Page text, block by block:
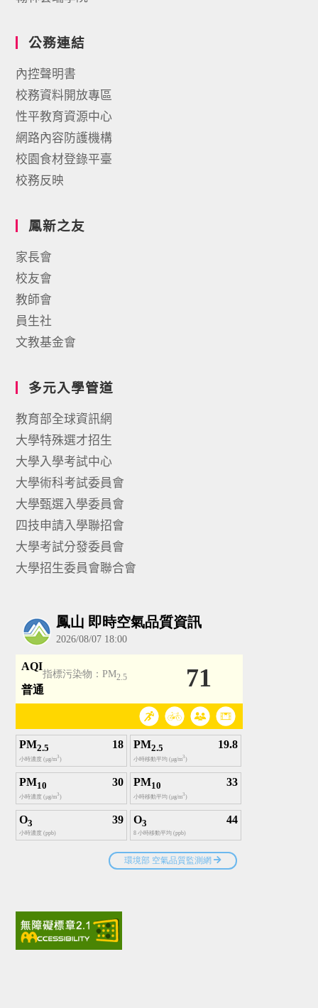
公務連結
內控聲明書
校務資料開放專區
性平教育資源中心
網路內容防護機構
校園食材登錄平臺
校務反映
鳳新之友
家長會
校友會
教師會
員生社
文教基金會
多元入學管道
教育部全球資訊網
大學特殊選才招生
大學入學考試中心
大學術科考試委員會
大學甄選入學委員會
四技申請入學聯招會
大學考試分發委員會
大學招生委員會聯合會